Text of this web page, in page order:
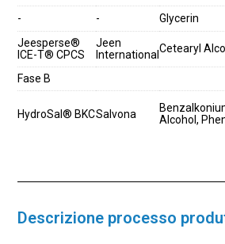
- - Glycerin
Jeesperse®
ICE-T® CPCS
Jeen
International Cetearyl
Fase B
HydroSal® BKCSalvona
Alcohol,
Descrizione processo